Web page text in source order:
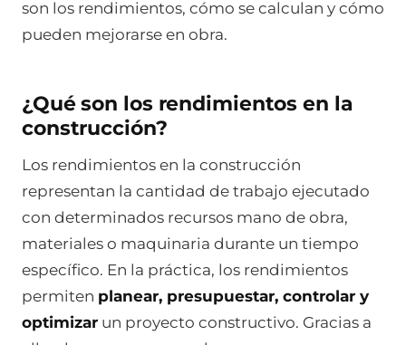
son los rendimientos, cómo se calculan y cómo
pueden mejorarse en obra.
¿Qué son los rendimientos en la
construcción?
Los rendimientos en la construcción
representan la cantidad de trabajo ejecutado
con determinados recursos mano de obra,
materiales o maquinaria durante un tiempo
específico. En la práctica, los rendimientos
permiten planear, presupuestar, controlar y
optimizar un proyecto constructivo. Gracias a